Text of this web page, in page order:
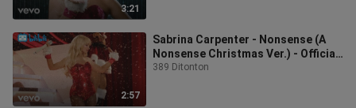
3:21
2:57
Sabrina Carpenter - Nonsense (A
Nonsense Christmas Ver.) - Official
Video
389 Ditonton